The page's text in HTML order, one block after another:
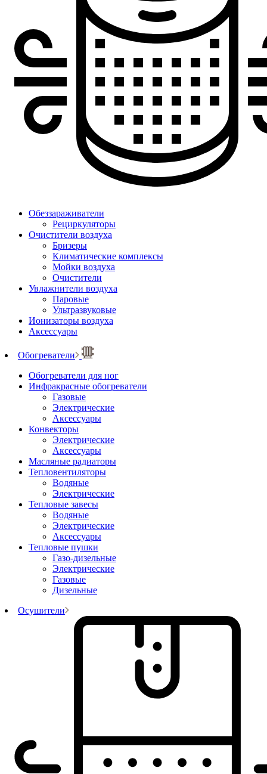
Обеззараживатели
Рециркуляторы
Очистители воздуха
Бризеры
Климатические комплексы
Мойки воздуха
Очистители
Увлажнители воздуха
Паровые
Ультразвуковые
Ионизаторы воздуха
Аксессуары
Обогреватели
Обогреватели для ног
Инфракрасные обогреватели
Газовые
Электрические
Аксессуары
Конвекторы
Электрические
Аксессуары
Масляные радиаторы
Тепловентиляторы
Водяные
Электрические
Тепловые завесы
Водяные
Электрические
Аксессуары
Тепловые пушки
Газо-дизельные
Электрические
Газовые
Дизельные
Осушители